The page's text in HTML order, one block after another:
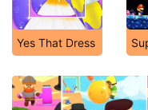
Yes That Dress